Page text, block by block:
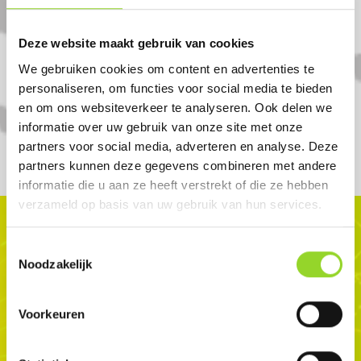
Deze website maakt gebruik van cookies
We gebruiken cookies om content en advertenties te
personaliseren, om functies voor social media te bieden
en om ons websiteverkeer te analyseren. Ook delen we
informatie over uw gebruik van onze site met onze
partners voor social media, adverteren en analyse. Deze
partners kunnen deze gegevens combineren met andere
informatie die u aan ze heeft verstrekt of die ze hebben
verzameld op basis van uw gebruik van hun services.
Noodzakelijk
Voorkeuren
Wat als een product niet op voorraad
ALTIJD EEN VERKOOPPUNT IN